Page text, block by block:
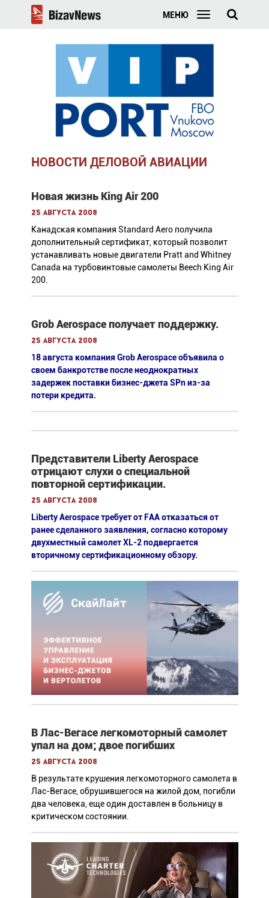
МЕНЮ
НОВОСТИ ДЕЛОВОЙ АВИАЦИИ
Новая жизнь King Air 200
25 августа 2008
Канадская компания Standard Aero получила
дополнительный сертификат, который позволит
устанавливать новые двигатели Pratt and Whitney
Canada на турбовинтовые самолеты Beech King Air
200.
Grob Aerospace получает поддержку.
25 августа 2008
18 августа компания Grob Aerospace объявила о
своем банкротстве после неоднократных
задержек поставки бизнес-джета SPn из-за
потери кредита.
Представители Liberty Aerospace
отрицают слухи о специальной
повторной сертификации.
25 августа 2008
Liberty Aerospace требует от FAA отказаться от
ранее сделанного заявления, согласно которому
двухместный самолет XL-2 подвергается
вторичному сертификационному обзору.
В Лас-Вегасе легкомоторный самолет
упал на дом; двое погибших
25 августа 2008
В результате крушения легкомоторного самолета в
Лас-Вегасе, обрушившегося на жилой дом, погибли
два человека, еще один доставлен в больницу в
критическом состоянии.